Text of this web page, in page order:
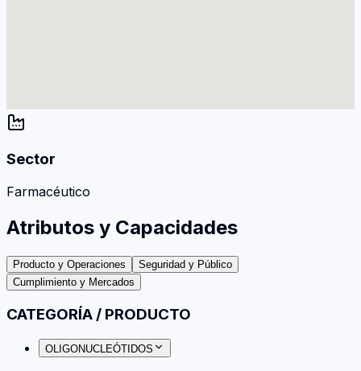
Sector
Farmacéutico
Atributos y Capacidades
Producto y Operaciones
Seguridad y Público
Cumplimiento y Mercados
CATEGORÍA / PRODUCTO
OLIGONUCLEÓTIDOS